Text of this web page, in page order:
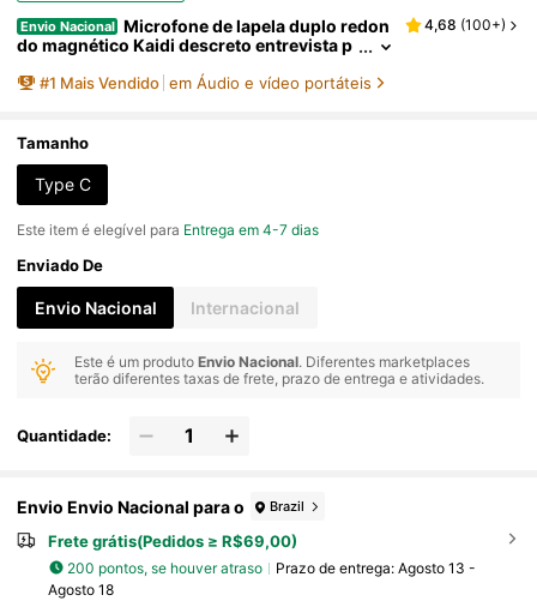
Envio Nacional Microfone de lapela duplo redon
do magnético Kaidi descreto entrevista p
4,68 (100+)
#1 Mais Vendido em Áudio e vídeo portáteis
Tamanho
Type C
Este item é elegível para Entrega em 4-7 dias
Enviado De
Envio Nacional Internacional
Este é um produtoEnvio Nacional. Diferentes marketplaces
terão diferentes taxas de frete, prazo de entrega e atividades.
Quantidade:
Envio Envio Nacional para o Brazil
Frete grátis(Pedidos ≥ R$69,00)
200 pontos, se houver atraso Prazo de entrega: Agosto 13 -
Agosto 18